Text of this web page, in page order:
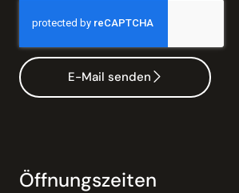
E-Mail senden
Öffnungszeiten